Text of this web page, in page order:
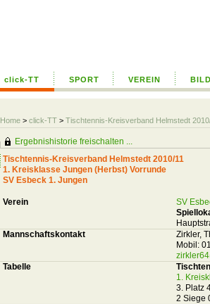
click-TT SPORT VEREIN
Home > click-TT > Tischtennis-Kreisverband Helmstedt
Ergebnishistorie freischalten ...
Tischtennis-Kreisverband Helmstedt 2010/11
1. Kreisklasse Jungen (Herbst) Vorrunde
SV Esbeck 1. Jungen
Verein
SV
Mannschaftskontakt
Zirkler,
Mobil:
Tabelle
1.
3. Platz
2 Siege